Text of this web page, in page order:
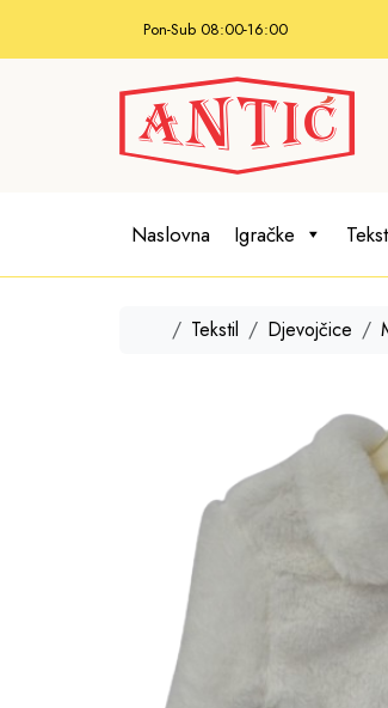
Pon-Sub 08:00-16:00
Naslovna Igračke
HomeTekstil Djevojčice